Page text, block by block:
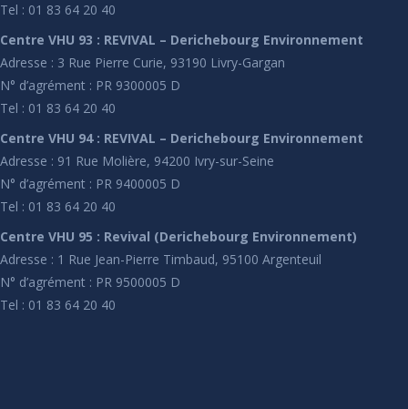
Tel : 01 83 64 20 40
Centre VHU 93 : REVIVAL – Derichebourg Environnement
Adresse : 3 Rue Pierre Curie, 93190 Livry-Gargan
N° d’agrément : PR 9300005 D
Tel : 01 83 64 20 40
Centre VHU 94 : REVIVAL – Derichebourg Environnement
Adresse : 91 Rue Molière, 94200 Ivry-sur-Seine
N° d’agrément : PR 9400005 D
Tel : 01 83 64 20 40
Centre VHU 95 : Revival (Derichebourg Environnement)
Adresse : 1 Rue Jean-Pierre Timbaud, 95100 Argenteuil
N° d’agrément : PR 9500005 D
Tel : 01 83 64 20 40